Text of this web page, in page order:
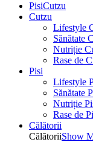
PisiCutzu
Cutzu
Lifestyle
Sănătate
Nutriție
Rase de
Pisi
Lifestyle
Sănătate
Nutriție
Rase de
Călătorii
CălătoriiShow